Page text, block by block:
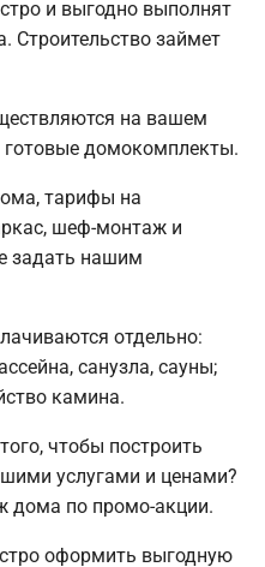
и выгодно выполнят
Строительство займет
на вашем
домокомплекты.
тарифы на
шеф-монтаж и
задать нашим
отдельно:
санузла, сауны;
камина.
чтобы построить
услугами и ценами?
по промо-акции.
оформить выгодную